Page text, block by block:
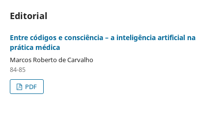
Editorial
Entre códigos e consciência – a inteligência artificial na
prática médica
Marcos Roberto de Carvalho
84-85
PDF